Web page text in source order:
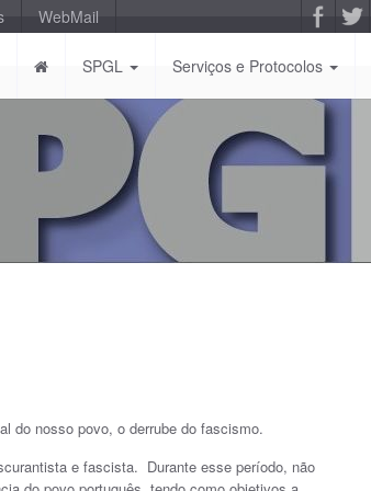
WebMail
SPGL Serviços e Protocolos
do nosso povo, o derrube do fascismo.
e fascista. Durante esse período, não